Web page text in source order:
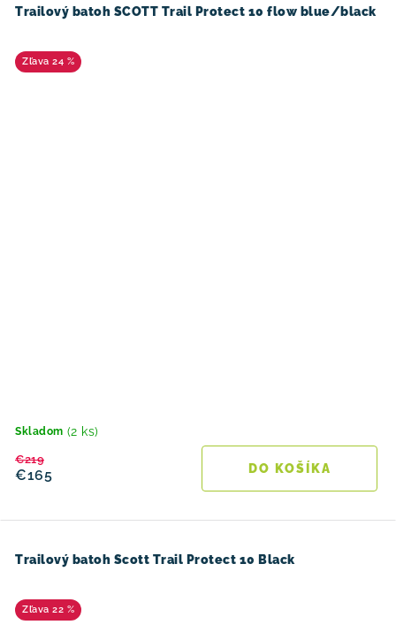
Trailový batoh SCOTT Trail Protect 10 flow blue/black
24 %
Skladom (2 ks)
€165
€219
DO KOŠÍKA
Trailový batoh Scott Trail Protect 10 Black
22 %